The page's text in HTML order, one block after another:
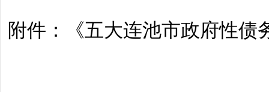
附件：《五大连池市政府性债